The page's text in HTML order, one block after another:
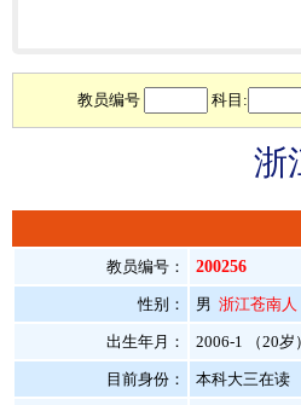
教员编号 科目:
浙
教员编号： 200256
性别： 男 浙江苍南人
出生年月： 2006-1 （20岁）
目前身份： 本科大三在读